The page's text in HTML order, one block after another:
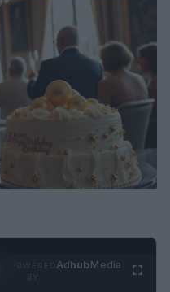
AdhubMedia